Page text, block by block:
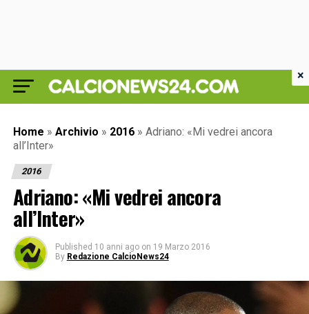
Home » Archivio » 2016 » Adriano: «Mi vedrei ancora
all’Inter»
2016
Adriano: «Mi vedrei ancora
all’Inter»
Published 10 anni ago on 19 Marzo 2016
By Redazione CalcioNews24
×